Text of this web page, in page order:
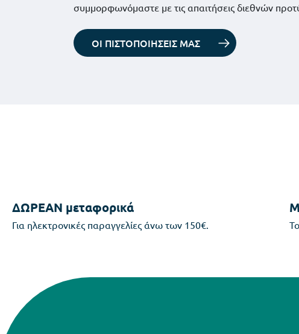
συμμορφωνόμαστε με τις απαιτήσεις διεθνών
ΟΙ ΠΙΣΤΟΠΟΙΗΣΕΙΣ ΜΑΣ
ΔΩΡΕΑΝ μεταφορικά
Για ηλεκτρονικές παραγγελίες άνω των 150€.